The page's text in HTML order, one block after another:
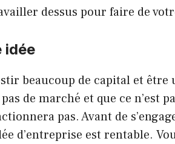
dessus pour faire de
idée
beaucoup de capital et
de marché et que ce n’est
pas. Avant de
d’entreprise est rentable.